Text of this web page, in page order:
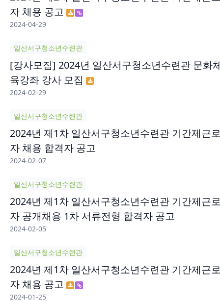
자 채용 공고
2024-04-29
일산서구청소년수련관
[강사모집] 2024년 일산서구청소년수련관 문화
육강좌 강사 모집
2024-02-29
일산서구청소년수련관
2024년 제1차 일산서구청소년수련관 기간제근
자 채용 합격자 공고
2024-02-07
일산서구청소년수련관
2024년 제1차 일산서구청소년수련관 기간제근
자 공개채용 1차 서류전형 합격자 공고
2024-02-05
일산서구청소년수련관
2024년 제1차 일산서구청소년수련관 기간제근
자 채용 공고
2024-01-25